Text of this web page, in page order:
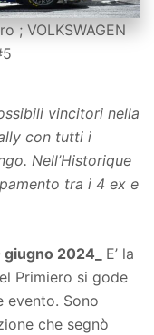
; VOLKSWAGEN
vincitori nella
con tutti i
Nell’Historique
tra i 4 ex e
2024_ E’ la
Primiero si gode
evento. Sono
che segnò